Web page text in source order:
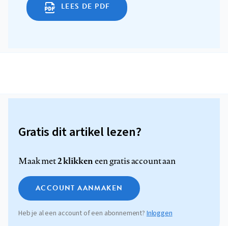
LEES DE PDF
Gratis dit artikel lezen?
Maak met2 klikkeneen gratis account aan
ACCOUNT AANMAKEN
Heb je al een account of een abonnement? Inloggen